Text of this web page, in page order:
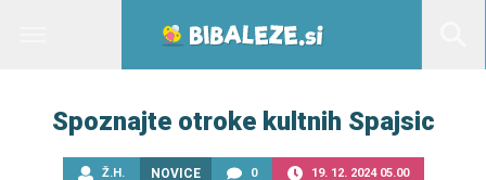
Spoznajte otroke kultnih Spajsic
Ž.H. NOVICE 0 19. 12. 2024 05.00